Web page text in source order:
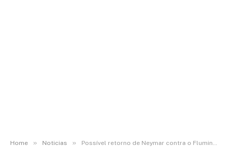
Home » Noticias » Possível retorno de Neymar contra o Fluminense expõe dúvidas sobre ausência na Seleção, diz Musetti